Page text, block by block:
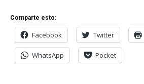
Comparte esto:
Facebook Twitter
WhatsApp Pocket